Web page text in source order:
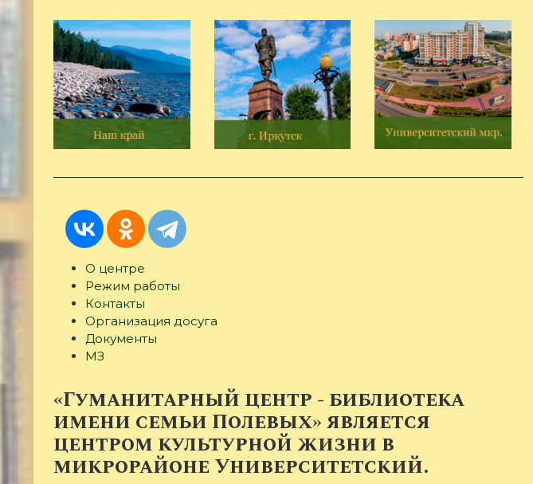
О центре
вкладка)
Режим работы
Контакты
Организация досуга
Документы
МЗ
«Гуманитарный центр - библиотека
имени семьи Полевых» является
центром культурной жизни в
микрорайоне Университетский.